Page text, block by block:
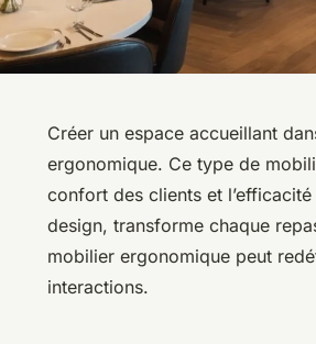
Créer un espace accueillant
ergonomique. Ce type de
confort des clients et
design, transforme chaque
mobilier ergonomique peut
interactions.